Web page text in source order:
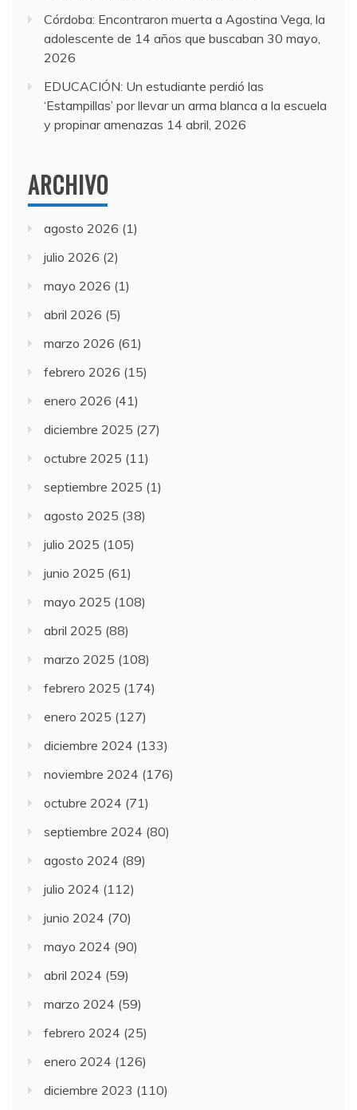
Córdoba: Encontraron muerta a Agostina Vega, la
adolescente de 14 años que buscaban 30 mayo,
2026
EDUCACIÓN: Un estudiante perdió las
‘Estampillas’ por llevar un arma blanca a la escuela
y propinar amenazas 14 abril, 2026
ARCHIVO
agosto 2026 (1)
julio 2026 (2)
mayo 2026 (1)
abril 2026 (5)
marzo 2026 (61)
febrero 2026 (15)
enero 2026 (41)
diciembre 2025 (27)
octubre 2025 (11)
septiembre 2025 (1)
agosto 2025 (38)
julio 2025 (105)
junio 2025 (61)
mayo 2025 (108)
abril 2025 (88)
marzo 2025 (108)
febrero 2025 (174)
enero 2025 (127)
diciembre 2024 (133)
noviembre 2024 (176)
octubre 2024 (71)
septiembre 2024 (80)
agosto 2024 (89)
julio 2024 (112)
junio 2024 (70)
mayo 2024 (90)
abril 2024 (59)
marzo 2024 (59)
febrero 2024 (25)
enero 2024 (126)
diciembre 2023 (110)